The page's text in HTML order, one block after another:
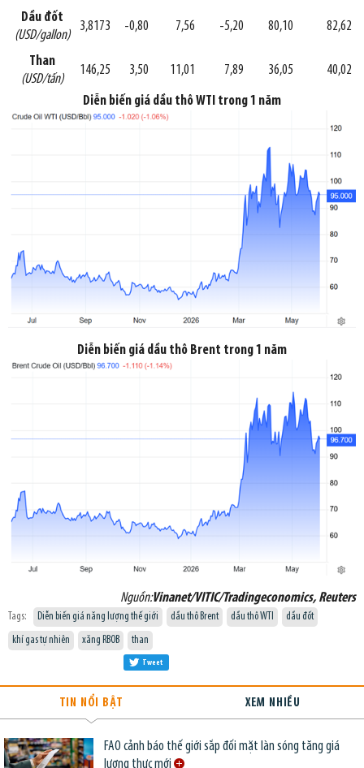
Dầu đốt
(USD/gallon)
3,8173 -0,80 7,56 -5,20 80,10 82,62
Than
(USD/tấn)
146,25 3,50 11,01 7,89 36,05 40,02
Diễn biến giá dầu thô WTI trong 1 năm
Diễn biến giá dầu thô Brent trong 1 năm
Nguồn:Vinanet/VITIC/Tradingeconomics, Reuters
Tags: Diễn biến giá năng lượng thế giới dầu thô Brent dầu thô WTI
dầu đốt
khí gas tự nhiên
xăng RBOB than
Tweet
TIN NỔI BẬT XEM NHIỀU
FAO cảnh báo thế giới sắp đối mặt làn sóng tăng giá
lương thực mới